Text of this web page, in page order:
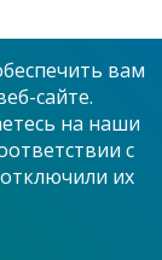
вам
сайте.
на наши
с
их